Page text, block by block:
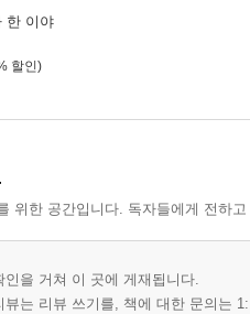
한 이야
할인)
위한 공간입니다. 독자들에게 전하
인을 거쳐 이 곳에 게재됩니다.
뷰는 리뷰 쓰기를, 책에 대한 문의는